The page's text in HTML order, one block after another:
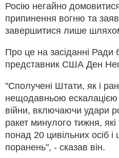
Росію негайно
припинення вогню та
завершитися лише
Про це на засіданні
представник США Ден
"Сполучені Штати, як і
нещодавньою ескалацією
війни, включаючи удари
ракет минулого тижня,
понад 20 цивільних осіб і
поранень", - сказав він.